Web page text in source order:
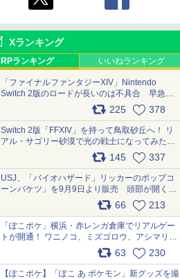
Xランキング
RPランキング いいねランキング
「ファイナルファンタジーXIV」Nintendo
Switch 2版のロードが長いのは不具合 早急に
アップデートできるよう対応中225 378
Switch 2版「FFXIV」を持って鳥取砂丘へ！ リ
アル・サゴリー砂漠で光の戦士になってみた
145 337
USJ、「バイオハザード」リッカーのポップコ
ーンバケツ」を9月9日より販売 頭部が開く仕
組み。味は恐怖を堪のう「味噌フレーバー」
66 213
「ぽこポケ」横浜・赤レンガ倉庫でリアルゲー
トが開通！ ワニノコ、ミズゴロウ、アシマリ登
場シーンをレポート pic.x.com/LDgEByVl6D
63 230
【ぽこポケ】「ぽこ あ ポケモン」新グッズを撮